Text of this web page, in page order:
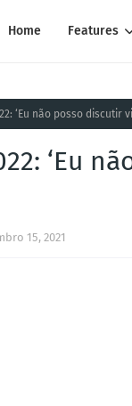
Home Features
‘Eu não posso discutir
‘Eu
15, 2021